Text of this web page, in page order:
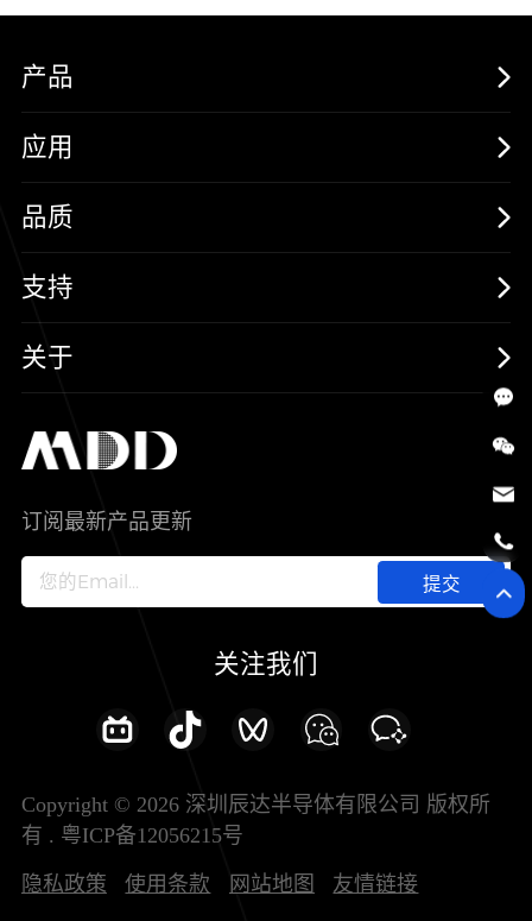
产品
MOSFETs
保护器件
三极管
SiC
IC
应用
消费电子
汽车电子
新能源
智能家居
新兴行业
品质
可靠性实验室
质量与环境
其他信息(PCN)
支持
样品与支持
关于
加入我们
订阅最新产品更新
提交
关注我们
Copyright © 2026 深圳辰达半导体有限公司 版权所
有 . 粤ICP备12056215号
隐私政策 使用条款 网站地图 友情链接